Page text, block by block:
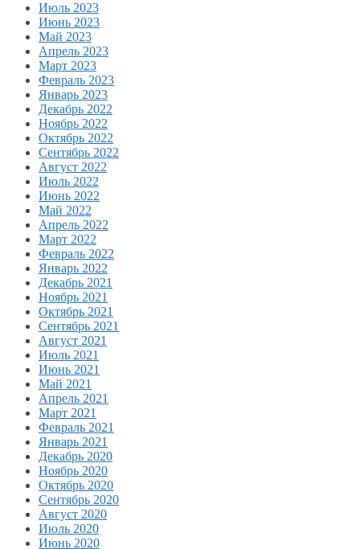
Июль 2023
Июнь 2023
Май 2023
Апрель 2023
Март 2023
Февраль 2023
Январь 2023
Декабрь 2022
Ноябрь 2022
Октябрь 2022
Сентябрь 2022
Август 2022
Июль 2022
Июнь 2022
Май 2022
Апрель 2022
Март 2022
Февраль 2022
Январь 2022
Декабрь 2021
Ноябрь 2021
Октябрь 2021
Сентябрь 2021
Август 2021
Июль 2021
Июнь 2021
Май 2021
Апрель 2021
Март 2021
Февраль 2021
Январь 2021
Декабрь 2020
Ноябрь 2020
Октябрь 2020
Сентябрь 2020
Август 2020
Июль 2020
Июнь 2020